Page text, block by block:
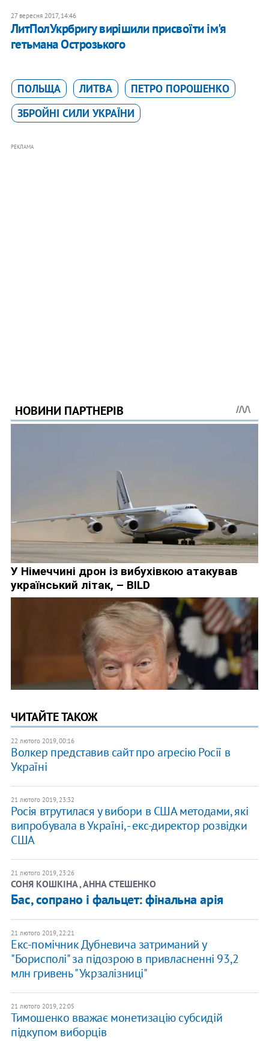
27 вересня 2017, 14:46
ЛитПолУкрбригу вирішили присвоїти ім'я
гетьмана Острозького
ПОЛЬЩА ЛИТВА
ПЕТРО ПОРОШЕНКО
ЗБРОЙНІ СИЛИ УКРАЇНИ
РЕКЛАМА
ЧИТАЙТЕ ТАКОЖ
22 лютого 2019, 00:16
Волкер представив сайт про агресію Росії в
Україні
21 лютого 2019, 23:32
Росія втрутилася у вибори в США методами, які
випробувала в Україні, - екс-директор розвідки
США
21 лютого 2019, 23:26
СОНЯ КОШКІНА , АННА СТЕШЕНКО
Бас, сопрано і фальцет: фінальна арія
21 лютого 2019, 22:21
Екс-помічник Дубневича затриманий у
"Борисполі" за підозрою в привласненні 93,2
млн гривень "Укрзалізниці"
21 лютого 2019, 22:05
Тимошенко вважає монетизацію субсидій
підкупом виборців